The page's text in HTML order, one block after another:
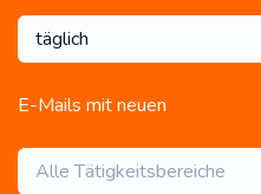
täglich
E-Mails mit neuen
Alle Tätigkeitsbereiche